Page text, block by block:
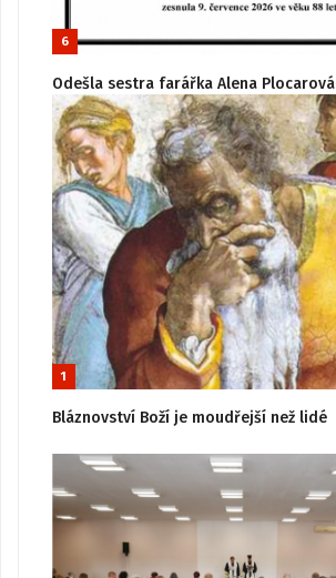
6
Odešla sestra farářka Alena Plocarová
1
Bláznovství Boží je moudřejší než lidé